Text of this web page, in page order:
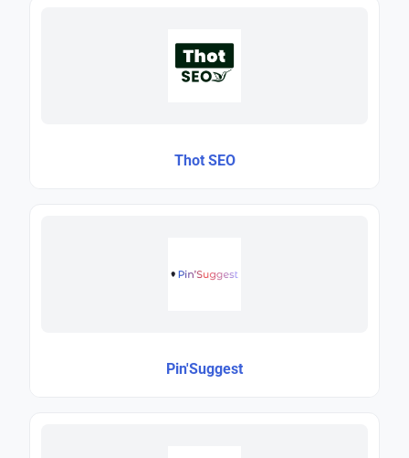
Thot SEO
Pin'Suggest